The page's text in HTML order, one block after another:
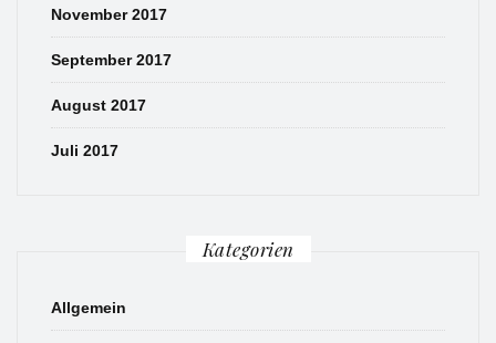
November 2017
September 2017
August 2017
Juli 2017
Kategorien
Allgemein